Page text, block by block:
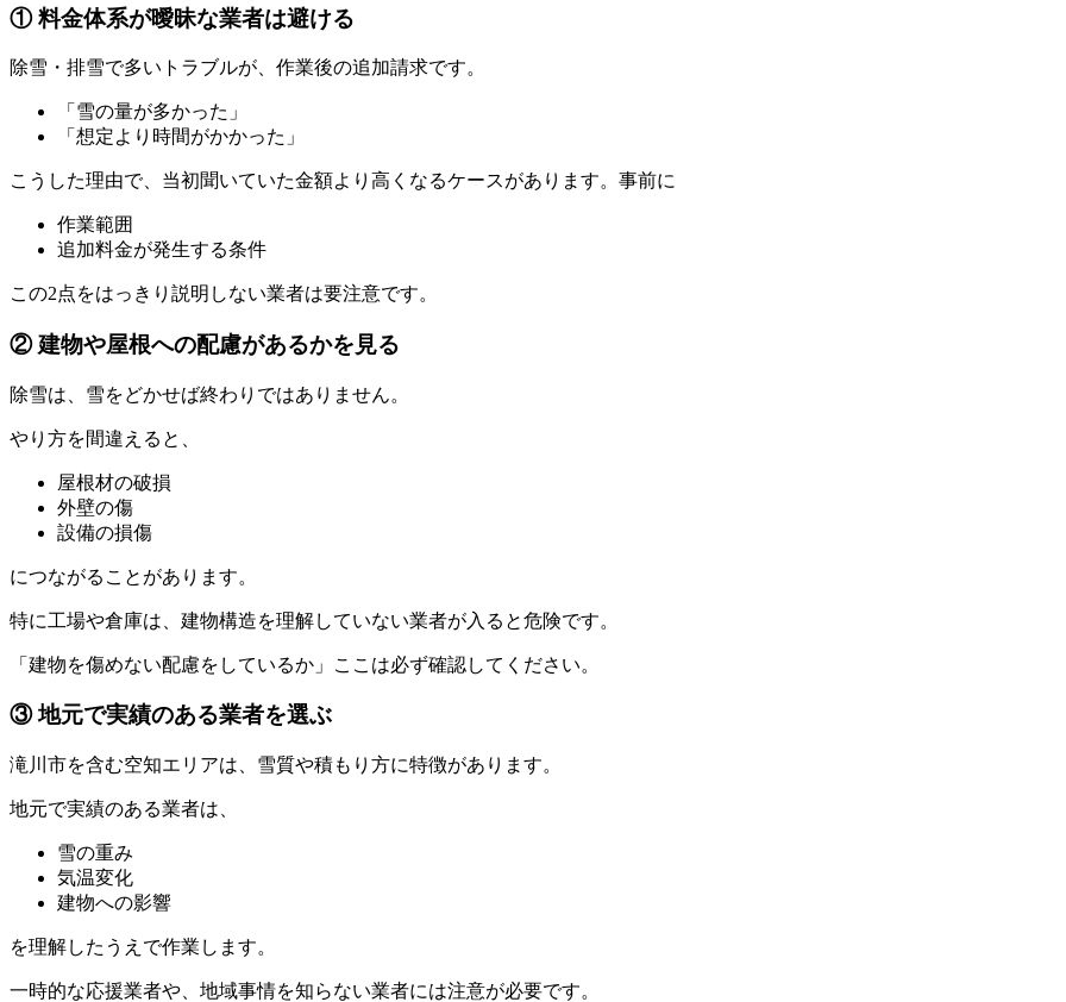
① 料金体系が曖昧な業者は避ける
除雪・排雪で多いトラブルが、作業後の追加請求です。
「雪の量が多かった」
「想定より時間がかかった」
こうした理由で、当初聞いていた金額より高くなるケースがあります。事前に
作業範囲
追加料金が発生する条件
この2点をはっきり説明しない業者は要注意です。
② 建物や屋根への配慮があるかを見る
除雪は、雪をどかせば終わりではありません。
やり方を間違えると、
屋根材の破損
外壁の傷
設備の損傷
につながることがあります。
特に工場や倉庫は、建物構造を理解していない業者が入ると危険です。
「建物を傷めない配慮をしているか」ここは必ず確認してください。
③ 地元で実績のある業者を選ぶ
滝川市を含む空知エリアは、雪質や積もり方に特徴があります。
地元で実績のある業者は、
雪の重み
気温変化
建物への影響
を理解したうえで作業します。
一時的な応援業者や、地域事情を知らない業者には注意が必要です。